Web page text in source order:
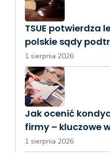
TSUE potwierdza
polskie sądy
1 sierpnia 2026
Jak ocenić
firmy – kluczowe
1 sierpnia 2026